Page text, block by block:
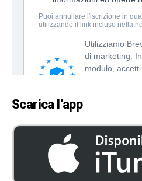
Scarica l’app